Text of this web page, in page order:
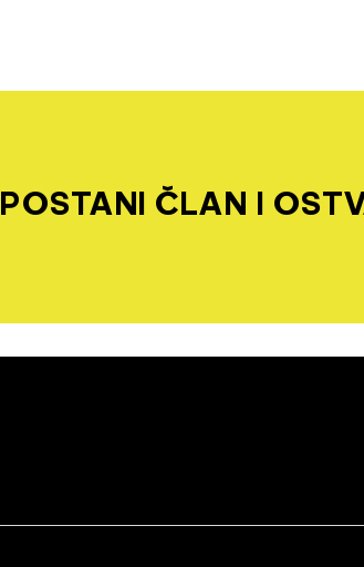
POSTANI ČLAN I